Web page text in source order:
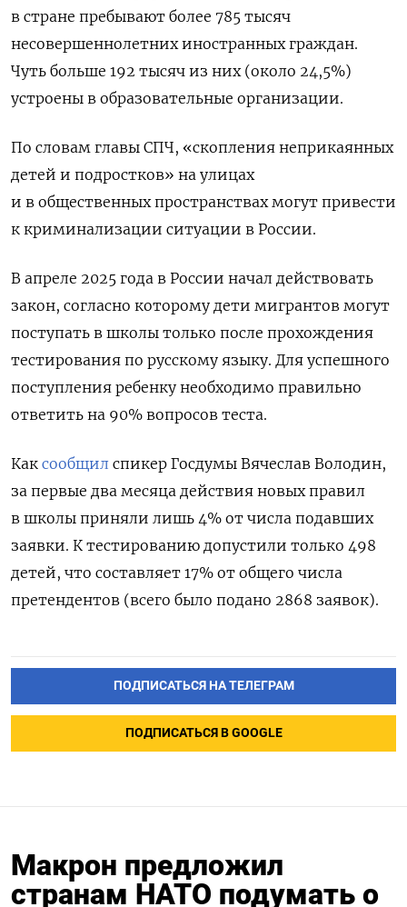
в стране пребывают более 785 тысяч
несовершеннолетних иностранных граждан.
Чуть больше 192 тысяч из них (около 24,5%)
устроены в образовательные организации.
По словам главы СПЧ, «скопления неприкаянных
детей и подростков» на улицах
и в общественных пространствах могут привести
к криминализации ситуации в России.
В апреле 2025 года в России начал действовать
закон, согласно которому дети мигрантов могут
поступать в школы только после прохождения
тестирования по русскому языку. Для успешного
поступления ребенку необходимо правильно
ответить на 90% вопросов теста.
Как сообщил спикер Госдумы Вячеслав Володин,
за первые два месяца действия новых правил
в школы приняли лишь 4% от числа подавших
заявки. К тестированию допустили только 498
детей, что составляет 17% от общего числа
претендентов (всего было подано 2868 заявок).
ПОДПИСАТЬСЯ НА ТЕЛЕГРАМ
ПОДПИСАТЬСЯ В GOOGLE
Макрон предложил
странам НАТО подумать о